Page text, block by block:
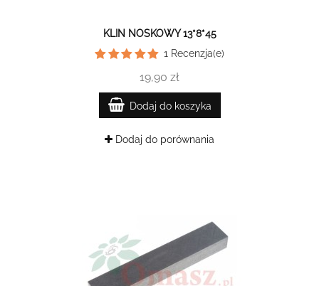
KLIN NOSKOWY 13*8*45
1Recenzja(e)
19,90 zł
Dodaj do koszyka
Dodaj do porównania